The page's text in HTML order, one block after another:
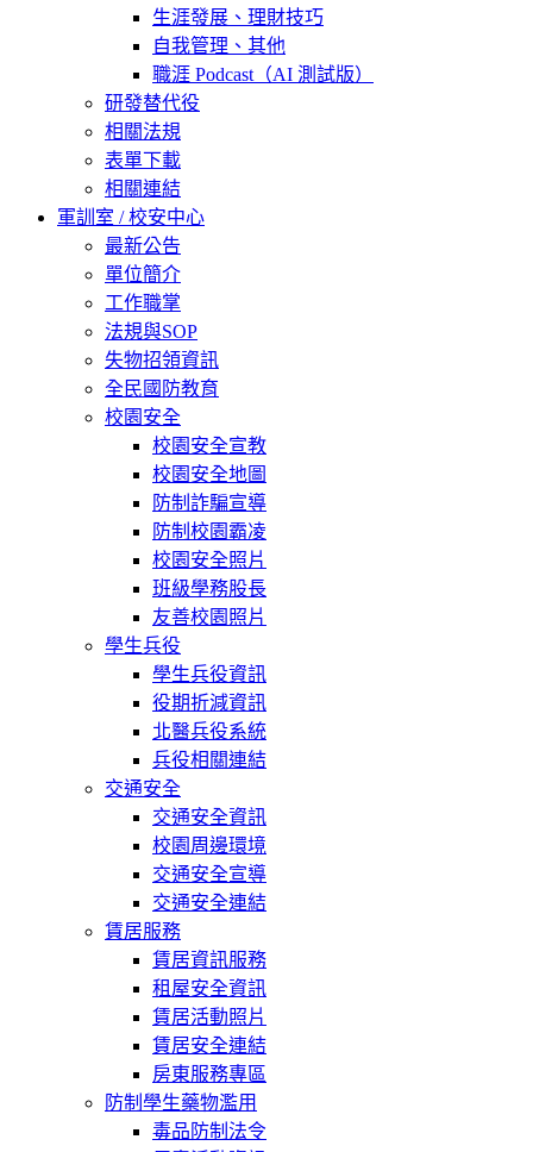
生涯發展、理財技巧
自我管理、其他
職涯 Podcast（AI 測試版）
研發替代役
相關法規
表單下載
相關連結
軍訓室 / 校安中心
最新公告
單位簡介
工作職掌
法規與SOP
失物招領資訊
全民國防教育
校園安全
校園安全宣教
校園安全地圖
防制詐騙宣導
防制校園霸凌
校園安全照片
班級學務股長
友善校園照片
學生兵役
學生兵役資訊
役期折減資訊
北醫兵役系統
兵役相關連結
交通安全
交通安全資訊
校園周邊環境
交通安全宣導
交通安全連結
賃居服務
賃居資訊服務
租屋安全資訊
賃居活動照片
賃居安全連結
房東服務專區
防制學生藥物濫用
毒品防制法令